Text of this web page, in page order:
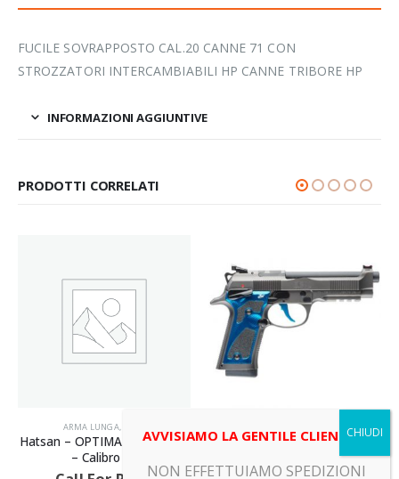
FUCILE SOVRAPPOSTO CAL.20 CANNE 71 CON
STROZZATORI INTERCAMBIABILI HP CANNE TRIBORE HP
INFORMAZIONI AGGIUNTIVE
PRODOTTI CORRELATI
ARMA LUNGA,
Hatsan – OPTIMA – Canna 36
– Calibro 12
Beretta – 92X PERFORMANCE
DARK SERIES BLUE – Canna
125 – Calibro 9X19
AVVISIAMO LA GENTILE CLIENTELA
NON EFFETTUIAMO SPEDIZIONI